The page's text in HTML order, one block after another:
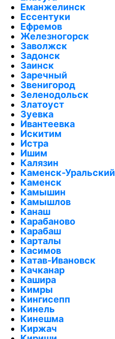
Еманжелинск
Ессентуки
Ефремов
Железногорск
Заволжск
Задонск
Заинск
Заречный
Звенигород
Зеленодольск
Златоуст
Зуевка
Ивантеевка
Искитим
Истра
Ишим
Калязин
Каменск-Уральский
Каменск
Камышин
Камышлов
Канаш
Карабаново
Карабаш
Карталы
Касимов
Катав-Ивановск
Качканар
Кашира
Кимры
Кингисепп
Кинель
Кинешма
Киржач